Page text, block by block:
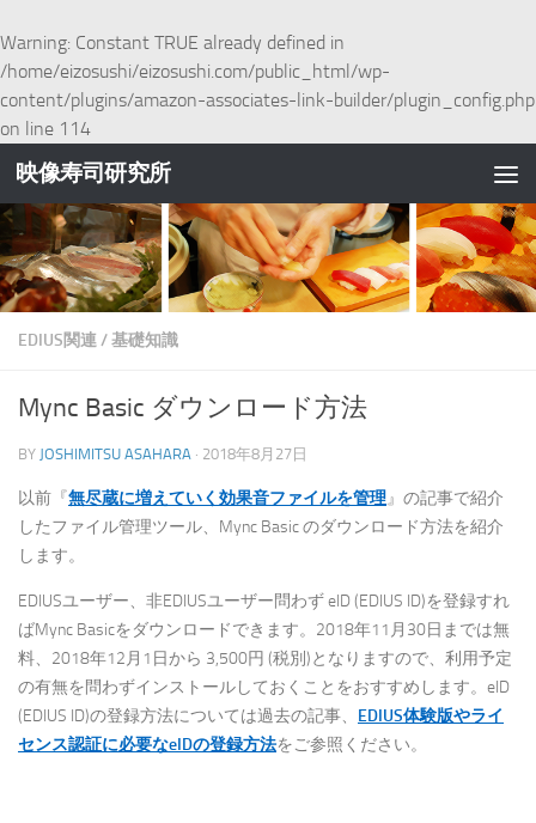
Warning: Constant TRUE already defined in
/home/eizosushi/eizosushi.com/public_html/wp-
content/plugins/amazon-associates-link-builder/plugin_config.php
on line 114
コンテンツへスキップ
映像寿司研究所
EDIUS関連/基礎知識
Mync Basic ダウンロード方法
BY JOSHIMITSU ASAHARA · 2018年8月27日
以前『無尽蔵に増えていく効果音ファイルを管理』の記事で紹介
したファイル管理ツール、Mync Basic のダウンロード方法を紹介
します。
EDIUSユーザー、非EDIUSユーザー問わず eID (EDIUS ID)を登録すれ
ばMync Basicをダウンロードできます。2018年11月30日までは無
料、2018年12月1日から 3,500円 (税別)となりますので、利用予定
の有無を問わずインストールしておくことをおすすめします。eID
(EDIUS ID)の登録方法については過去の記事、 EDIUS体験版やライ
センス認証に必要なeIDの登録方法をご参照ください。